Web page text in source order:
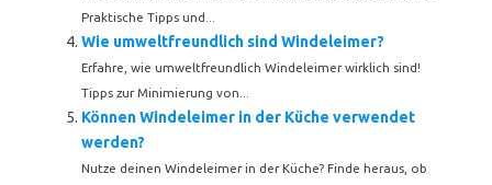
Praktische Tipps und...
Wie umweltfreundlich sind Windeleimer?
Erfahre, wie umweltfreundlich Windeleimer wirklich sind!
Tipps zur Minimierung von...
Können Windeleimer in der Küche verwendet
werden?
Nutze deinen Windeleimer in der Küche? Finde heraus, ob